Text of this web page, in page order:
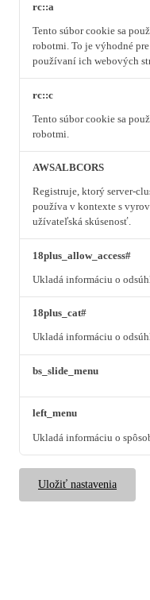
rc::a
Tento súbor cookie sa
robotmi. To je výhodné
používaní ich webových
rc::c
Tento súbor cookie sa
robotmi.
AWSALBCORS
Registruje, ktorý server-
používa v kontexte s
užívateľská skúsenosť.
18plus_allow_access#
Ukladá informáciu o
18plus_cat#
Ukladá informáciu o
bs_slide_menu
left_menu
Ukladá informáciu o
Uložiť nastavenia